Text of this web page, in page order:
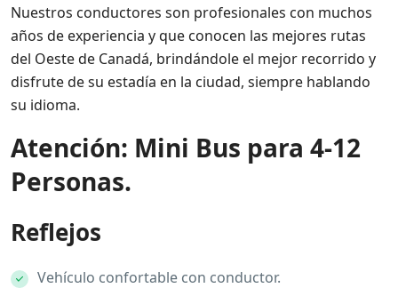
Nuestros conductores son profesionales con muchos
años de experiencia y que conocen las mejores rutas
del Oeste de Canadá, brindándole el mejor recorrido y
disfrute de su estadía en la ciudad, siempre hablando
su idioma.
Atención: Mini Bus para 4-12
Personas.
Reflejos
Vehículo confortable con conductor.